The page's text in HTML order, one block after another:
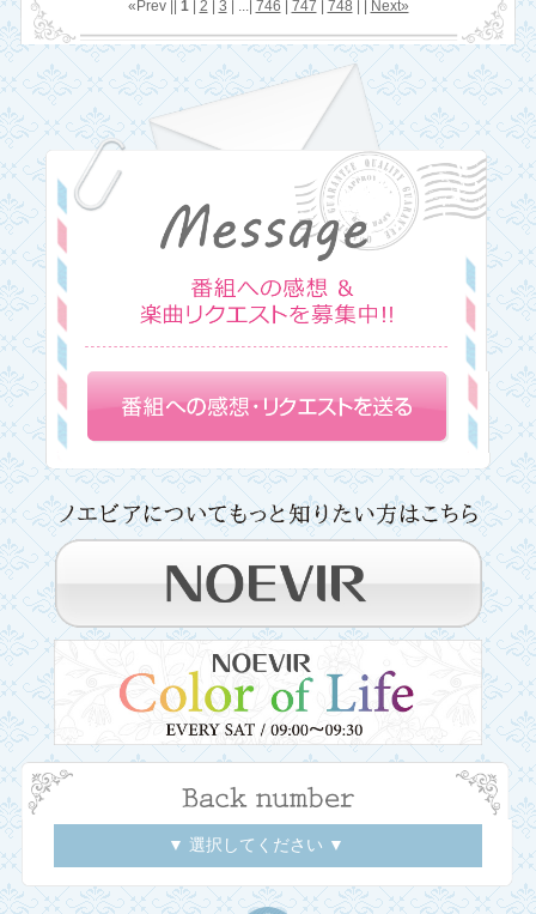
«Prev || 1| 2 3 | ...| 746 747 748 Next»